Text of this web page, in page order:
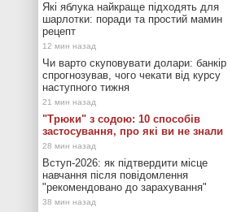
Які яблука найкраще підходять для
шарлотки: поради та простий мамин
рецепт
Чи варто скуповувати долари: банкір
спрогнозував, чого чекати від курсу
наступного тижня
"Трюки" з содою: 10 способів
застосування, про які ви не знали
Вступ-2026: як підтвердити місце
навчання після повідомлення
"рекомендовано до зарахування"